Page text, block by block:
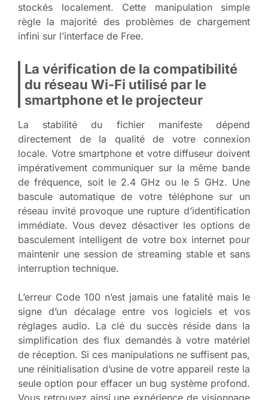
stockés localement. Cette manipulation simple
règle la majorité des problèmes de chargement
infini sur l’interface de Free.
La vérification de la compatibilité
du réseau Wi-Fi utilisé par le
smartphone et le projecteur
La stabilité du fichier manifeste dépend
directement de la qualité de votre connexion
locale. Votre smartphone et votre diffuseur doivent
impérativement communiquer sur la même bande
de fréquence, soit le 2.4 GHz ou le 5 GHz. Une
bascule automatique de votre téléphone sur un
réseau invité provoque une rupture d’identification
immédiate. Vous devez désactiver les options de
basculement intelligent de votre box internet pour
maintenir une session de streaming stable et sans
interruption technique.
L’erreur Code 100 n’est jamais une fatalité mais le
signe d’un décalage entre vos logiciels et vos
réglages audio. La clé du succès réside dans la
simplification des flux demandés à votre matériel
de réception. Si ces manipulations ne suffisent pas,
une réinitialisation d’usine de votre appareil reste la
seule option pour effacer un bug système profond.